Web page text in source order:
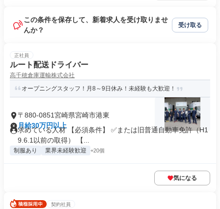
この条件を保存して、新着求人を受け取りませ
んか？
受け取る
正社員
ルート配送ドライバー
高千穂倉庫運輸株式会社
オープニングスタッフ！月8～9日休み！未経験も大歓迎！
〒880-0851宮崎県宮崎市港東
月給30万円以上
求めている人材 【必須条件】 ✅または旧普通自動車免許（H1
9.6.1以前の取得） 【...
制服あり 業界未経験歓迎 +20個
気になる
契約社員